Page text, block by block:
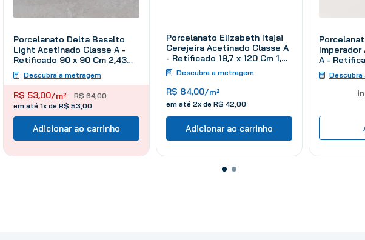
Porcelanato Delta Basalto
Light Acetinado Classe A -
Retificado 90 x 90 Cm 2,43
m²Descubra a metragem
R$ 64,00
R$ 53,00/m²
em até 1x de R$ 53,00
Adicionar ao carrinho
Porcelanato Elizabeth Itajai
Cerejeira Acetinado Classe A
- Retificado 19,7 x 120 Cm 1,65
m²Descubra a metragem
R$ 84,00/m²
em até 2x de R$ 42 00
Adicionar ao carrinho
Imperador
A -
m²Descubra